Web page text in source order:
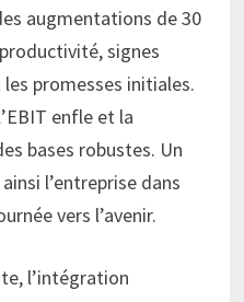
augmentations de 30
signes
promesses initiales.
enfle et la
bases robustes. Un
l’entreprise dans
vers l’avenir.
l’intégration